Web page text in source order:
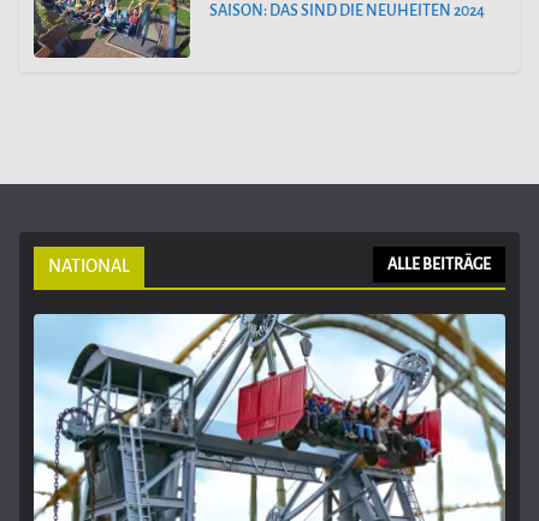
SAISON: DAS SIND DIE NEUHEITEN 2024
NATIONAL ALLE BEITRÄGE